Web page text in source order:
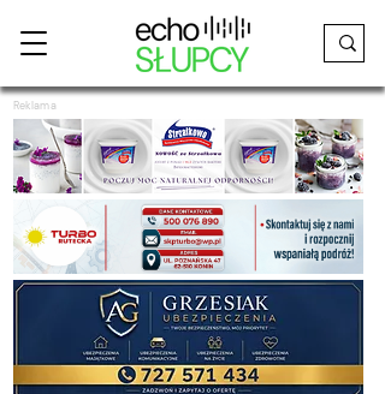
Reklama